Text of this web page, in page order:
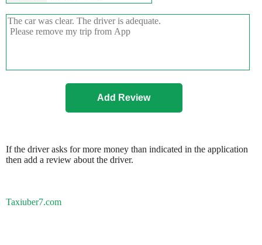
If the driver asks for more money than indicated in the application
then add a review about the driver.
Taxiuber7.com